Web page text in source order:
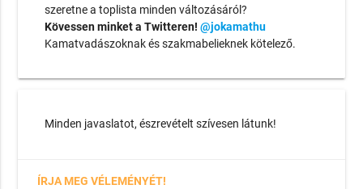
szeretne a toplista minden változásáról?
Kövessen minket a Twitteren! @jokamathu
Kamatvadászoknak és szakmabelieknek kötelező.
Minden javaslatot, észrevételt szívesen látunk!
ÍRJA MEG VÉLEMÉNYÉT!